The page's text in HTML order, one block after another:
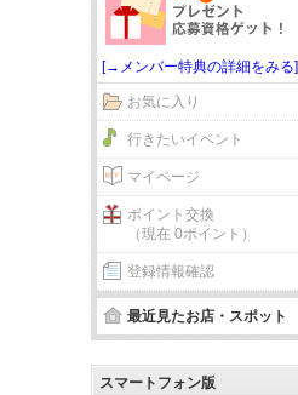
[→メンバー特典の詳細をみる]
お気に入り
行きたいイベント
マイページ
ポイント交換
（現在 0ポイント）
登録情報確認
最近見たお店・スポット
スマートフォン版